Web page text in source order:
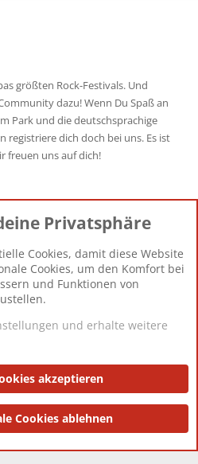
größten Rock-Festivals. Und
dazu! Wenn Du Spaß an
Park und die deutschsprachige
registriere dich doch bei uns. Es ist
freuen uns auf dich!
12.427
Berlin
Impressum
® © 2010-2025 XenForo Ltd.
Privatsphäre
Cookies, damit diese Website
Cookies, um den Komfort bei
und Funktionen von
und erhalte weitere
akzeptieren
Cookies ablehnen